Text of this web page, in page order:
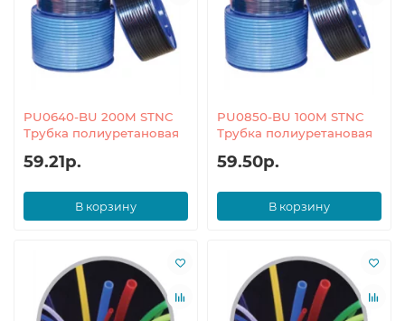
PU0640-BU 200M STNC
Трубка полиуретановая
59.21р.
В корзину
PU0850-BU 100M STNC
Трубка полиуретановая
59.50р.
В корзину